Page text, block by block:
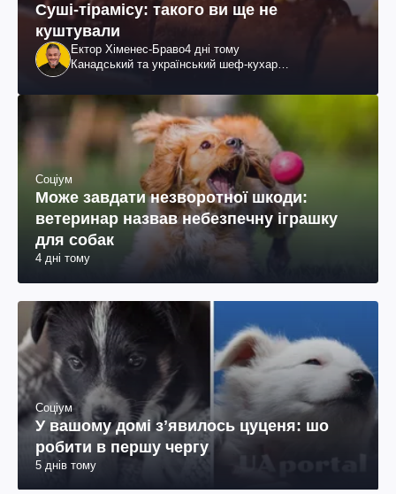
Суші-тірамісу: такого ви ще не
куштували
Ектор Хіменес-Браво4 дні тому
Канадський та український шеф-кухар
Соціум
Може завдати незворотної шкоди:
ветеринар назвав небезпечну іграшку
для собак
4 дні тому
Соціум
У вашому домі зʼявилось цуценя: шо
робити в першу чергу
5 днів тому